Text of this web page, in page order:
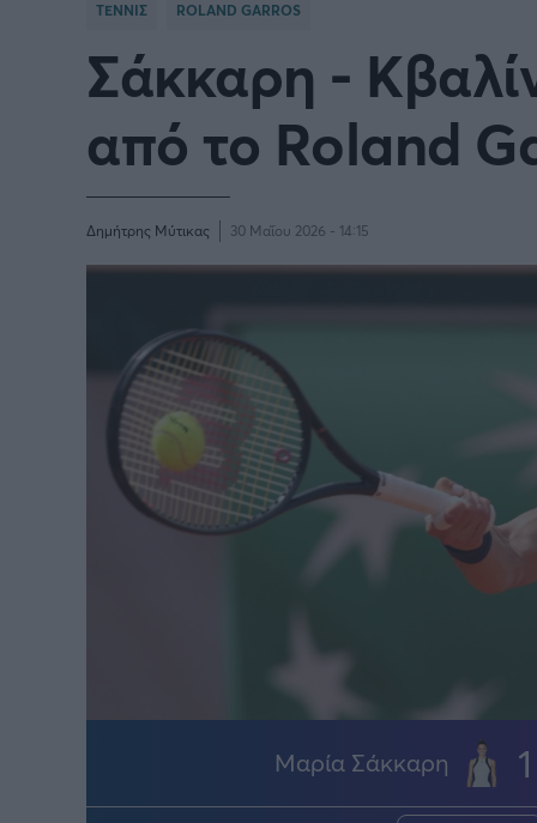
Πυγμαχία
ΤΕΝΝΙΣ ROLAND GARROS
Σάκκαρη -
από το Roland
Δημήτρης Μύτικας 30 Μαΐου 2026 - 14:15
Μαρία Σάκκαρη 1